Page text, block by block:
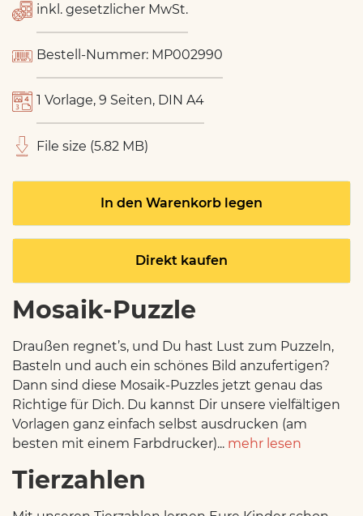
inkl. gesetzlicher MwSt.
Bestell-Nummer: MP002990
1 Vorlage, 9 Seiten, DIN A4
File size (5.82 MB)
In den Warenkorb legen
Direkt kaufen
Mosaik-Puzzle
Draußen regnet’s, und Du hast Lust zum Puzzeln,
Basteln und auch ein schönes Bild anzufertigen?
Dann sind diese Mosaik-Puzzles jetzt genau das
Richtige für Dich. Du kannst Dir unsere vielfältigen
Vorlagen ganz einfach selbst ausdrucken (am
besten mit einem Farbdrucker)... mehr lesen
Tierzahlen